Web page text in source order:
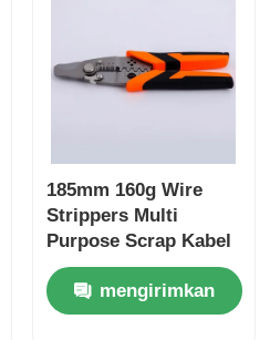
185mm 160g Wire
Strippers Multi
Purpose Scrap Kabel
Stripping Wire
Cutting Crimping
Winding, Splitting
mengirimkan